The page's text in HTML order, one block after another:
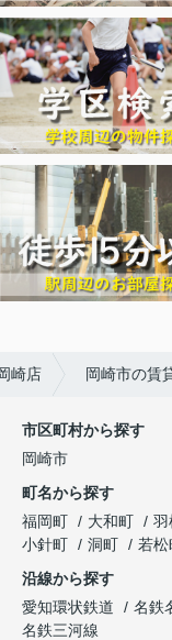
崎店 岡崎市の賃
市区町村から探す
岡崎市
町名から探す
福岡町
大和町 羽
小針町
洞町 若松
沿線から探す
愛知環状鉄道
名鉄
名鉄三河線